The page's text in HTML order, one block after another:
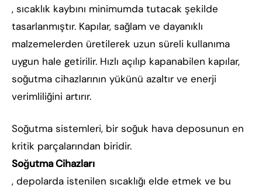
, sıcaklık kaybını minimumda tutacak şekilde
tasarlanmıştır. Kapılar, sağlam ve dayanıklı
malzemelerden üretilerek uzun süreli kullanıma
uygun hale getirilir. Hızlı açılıp kapanabilen kapılar,
soğutma cihazlarının yükünü azaltır ve enerji
verimliliğini artırır.
Soğutma sistemleri, bir soğuk hava deposunun en
kritik parçalarından biridir.
Soğutma Cihazları
, depolarda istenilen sıcaklığı elde etmek ve bu